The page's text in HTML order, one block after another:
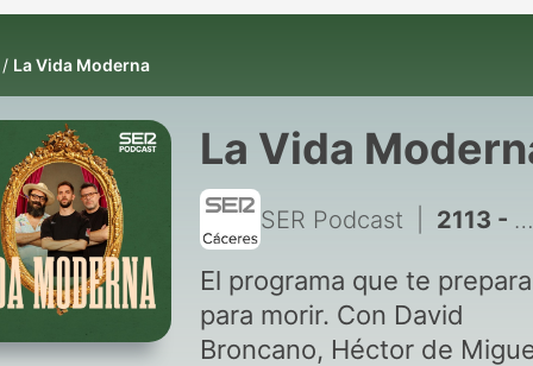
La Vida Moderna
La Vida
SER Podcast 2113 - La Vida Moderna | Programa bonito
El programa que te prepara
para morir. Con David
Broncano, Héctor de